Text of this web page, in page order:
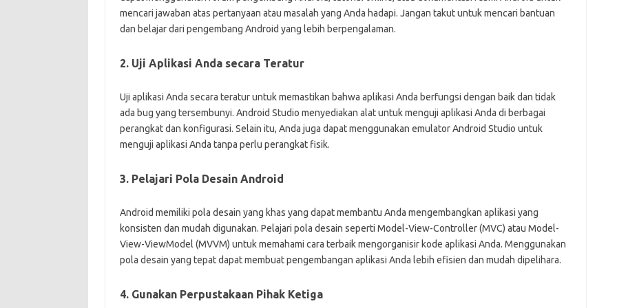
mencari jawaban atas pertanyaan atau masalah yang Anda hadapi. Jangan takut untuk mencari bantuan
dan belajar dari pengembang Android yang lebih berpengalaman.
2. Uji Aplikasi Anda secara Teratur
Uji aplikasi Anda secara teratur untuk memastikan bahwa aplikasi Anda berfungsi dengan baik dan tidak
ada bug yang tersembunyi. Android Studio menyediakan alat untuk menguji aplikasi Anda di berbagai
perangkat dan konfigurasi. Selain itu, Anda juga dapat menggunakan emulator Android Studio untuk
menguji aplikasi Anda tanpa perlu perangkat fisik.
3. Pelajari Pola Desain Android
Android memiliki pola desain yang khas yang dapat membantu Anda mengembangkan aplikasi yang
konsisten dan mudah digunakan. Pelajari pola desain seperti Model-View-Controller (MVC) atau Model-
View-ViewModel (MVVM) untuk memahami cara terbaik mengorganisir kode aplikasi Anda. Menggunakan
pola desain yang tepat dapat membuat pengembangan aplikasi Anda lebih efisien dan mudah dipelihara.
4. Gunakan Perpustakaan Pihak Ketiga